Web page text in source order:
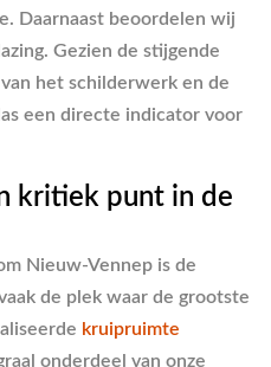
Daarnaast beoordelen wij
Gezien de stijgende
het schilderwerk en de
een directe indicator voor
kritiek punt in de
Nieuw-Vennep is de
de plek waar de grootste
kruipruimte
onderdeel van onze